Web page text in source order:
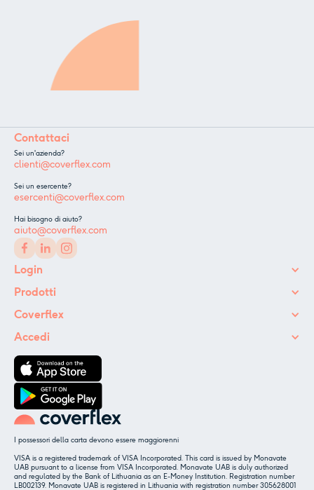
Contattaci
Sei un'azienda?
clienti@coverflex.com
Sei un esercente?
esercenti@coverflex.com
Hai bisogno di aiuto?
aiuto@coverflex.com
Login
Prodotti
Coverflex
Accedi
I possessori della carta devono essere maggiorenni
VISA is a registered trademark of VISA Incorporated. This card is issued by Monavate
UAB pursuant to a license from VISA Incorporated. Monavate UAB is duly authorized
and regulated by the Bank of Lithuania as an E-Money Institution. Registration number
LB002139. Monavate UAB is registered in Lithuania with registration number 305628001